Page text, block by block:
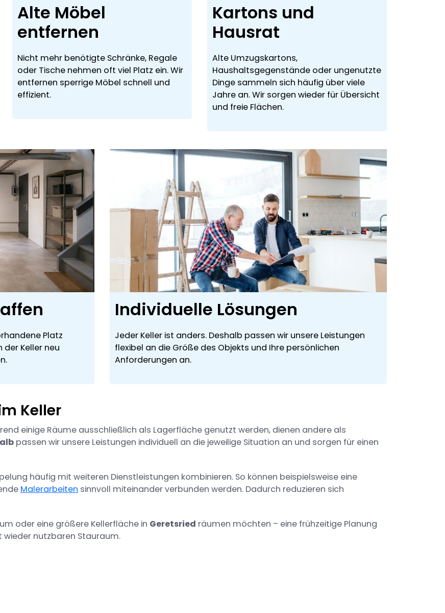
Alte Möbel
entfernen
Nicht mehr benötigte Schränke, Regale
oder Tische nehmen oft viel Platz ein. Wir
entfernen sperrige Möbel schnell und
effizient.
Kartons und
Hausrat
Alte Umzugskartons,
Haushaltsgegenstände oder ungenutzte
Dinge sammeln sich häufig über viele
Jahre an. Wir sorgen wieder für Übersicht
und freie Flächen.
Platz
der Keller neu
Individuelle Lösungen
Jeder Keller ist anders. Deshalb passen wir unsere Leistungen
flexibel an die Größe des Objekts und Ihre persönlichen
Anforderungen an.
Keller
einige Räume ausschließlich als Lagerfläche genutzt werden, dienen andere als
passen wir unsere Leistungen individuell an die jeweilige Situation an und sorgen für einen
häufig mit weiteren Dienstleistungen kombinieren. So können beispielsweise eine
Malerarbeiten sinnvoll miteinander verbunden werden. Dadurch reduzieren sich
oder eine größere Kellerfläche in Geretsried räumen möchten – eine frühzeitige Planung
nutzbaren Stauraum.